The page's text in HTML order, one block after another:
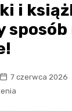
i
7 czerwca 2026